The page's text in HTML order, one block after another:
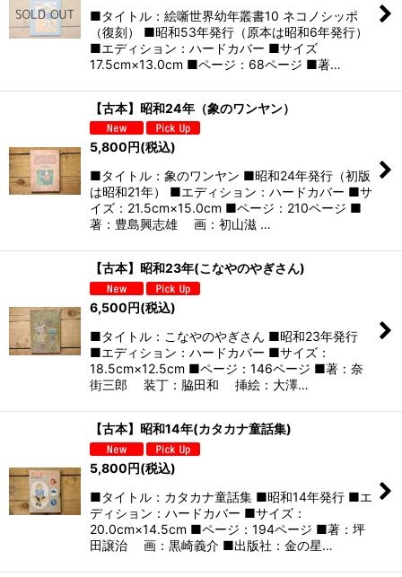
■タイトル：絵噺世界幼年叢書10 ネコノシッポ
（復刻） ■昭和53年発行（原本は昭和6年発行）
■エディション：ハードカバー ■サイズ
17.5cm×13.0cm ■ページ：68ページ ■著…
【古本】昭和24年（象のワンヤン）
5,800円(税込)
■タイトル：象のワンヤン ■昭和24年発行（初版
は昭和21年） ■エディション：ハードカバー ■サ
イズ：21.5cm×15.0cm ■ページ：210ページ ■
著：豊島興志雄 画：初山滋 …
【古本】昭和23年(こなやのやぎさん)
6,500円(税込)
■タイトル：こなやのやぎさん ■昭和23年発行
■エディション：ハードカバー ■サイズ：
18.5cm×12.5cm ■ページ：146ページ ■著：奈
街三郎 装丁：脇田和 挿絵：大澤…
【古本】昭和14年(カタカナ童話集)
5,800円(税込)
■タイトル：カタカナ童話集 ■昭和14年発行 ■エ
ディション：ハードカバー ■サイズ：
20.0cm×14.5cm ■ページ：194ページ ■著：坪
田譲治 画：黒崎義介 ■出版社：金の星…